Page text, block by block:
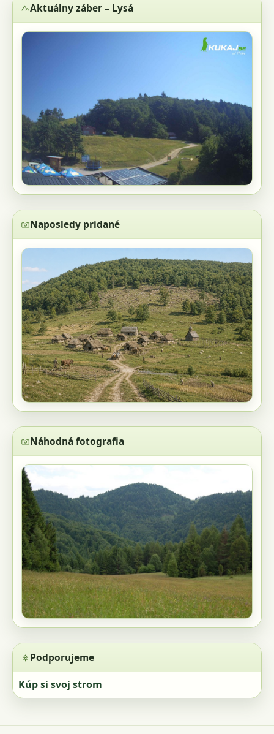
Aktuálny záber – Lysá
Naposledy pridané
Náhodná fotografia
Podporujeme
Kúp si svoj strom